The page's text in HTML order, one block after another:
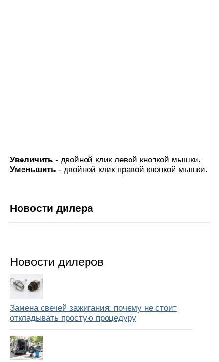
Увеличить - двойной клик левой кнопкой мышки.
Уменьшить - двойной клик правой кнопкой мышки.
Новости дилера
Новости дилеров
Замена свечей зажигания: почему не стоит
откладывать простую процедуру